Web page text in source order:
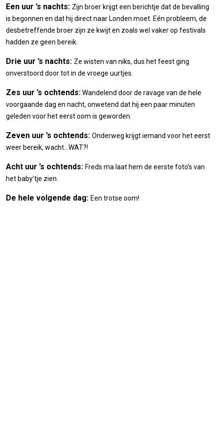
Een uur ’s nachts: Zijn broer krijgt een berichtje dat de bevalling
is begonnen en dat hij direct naar Londen moet. Eén probleem, de
desbetreffende broer zijn ze kwijt en zoals wel vaker op festivals
hadden ze geen bereik.
Drie uur ’s nachts: Ze wisten van niks, dus het feest ging
onverstoord door tot in de vroege uurtjes.
Zes uur ’s ochtends:Wandelend door de ravage van de hele
voorgaande dag en nacht, onwetend dat hij een paar minuten
geleden voor het eerst oom is geworden.
Zeven uur ’s ochtends: Onderweg krijgt iemand voor het eerst
weer bereik, wacht…WAT?!
Acht uur ’s ochtends: Freds ma laat hem de eerste foto’s van
het baby’tje zien.
De hele volgende dag: Een trotse oom!